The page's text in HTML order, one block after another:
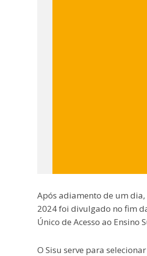
Após adiamento de um
2024 foi divulgado no fim
Único de Acesso ao Ensino
O Sisu serve para